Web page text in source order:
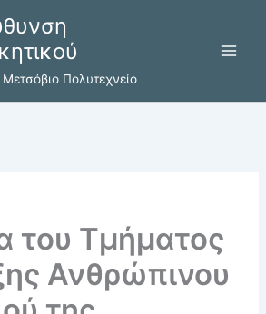
Μετσόβιο Πολυτεχνείο
του Τμήματος
Ανθρώπινου